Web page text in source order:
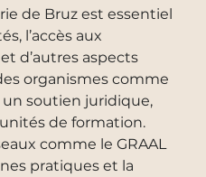
de Bruz est essentiel
l’accès aux
d’autres aspects
organismes comme
un soutien juridique,
de formation.
comme le GRAAL
pratiques et la